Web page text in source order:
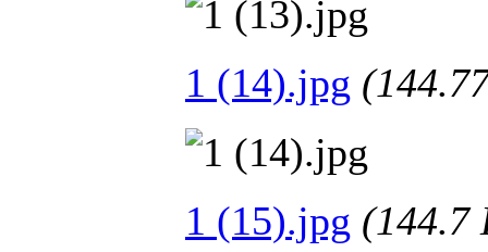
1 (14).jpg
1 (15).jpg (144.7